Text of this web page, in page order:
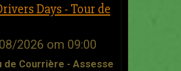
Days - Tour de
2026 om 09:00
de Courrière - Assesse